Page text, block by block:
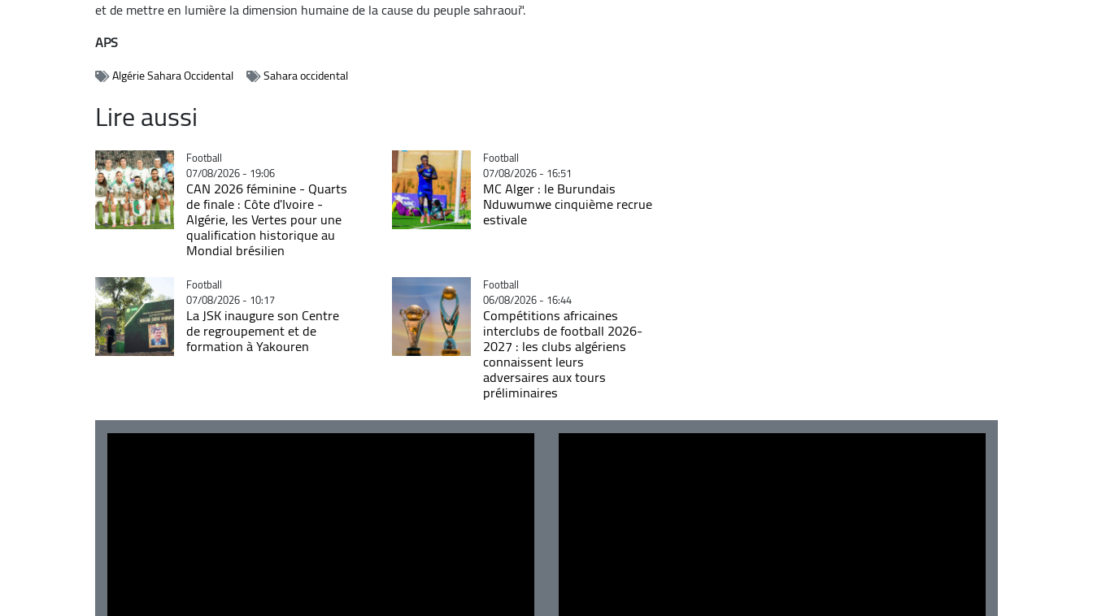
et de mettre en lumière la dimension humaine de la cause du peuple sahraoui".
APS
Algérie Sahara Occidental Sahara occidental
Lire aussi
Catégorie
Football
07/08/2026 - 19:06
CAN 2026 féminine - Quarts
de finale : Côte d'Ivoire -
Algérie, les Vertes pour une
qualification historique au
Mondial brésilien
Catégorie
Football
07/08/2026 - 16:51
MC Alger : le Burundais
Nduwumwe cinquième recrue
estivale
Catégorie
Football
07/08/2026 - 10:17
La JSK inaugure son Centre
de regroupement et de
formation à Yakouren
Catégorie
Football
06/08/2026 - 16:44
Compétitions africaines
interclubs de football 2026-
2027 : les clubs algériens
connaissent leurs
adversaires aux tours
préliminaires